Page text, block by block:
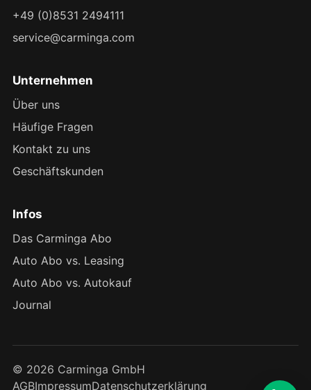
+49 (0)8531 2494111
service@carminga.com
Unternehmen
Über uns
Häufige Fragen
Kontakt zu uns
Geschäftskunden
Infos
Das Carminga Abo
Auto Abo vs. Leasing
Auto Abo vs. Autokauf
Journal
© 2026 Carminga GmbH
AGBImpressumDatenschutzerklärung